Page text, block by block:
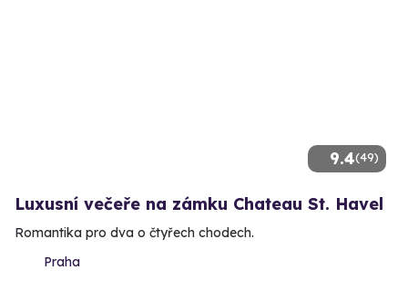
9.4(49)
Luxusní večeře na zámku Chateau St. Havel
Romantika pro dva o čtyřech chodech.
Praha